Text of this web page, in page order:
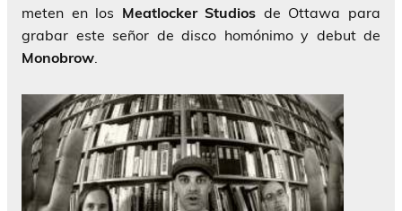
meten en los Meatlocker Studios de Ottawa para
grabar este señor de disco homónimo y debut de
Monobrow